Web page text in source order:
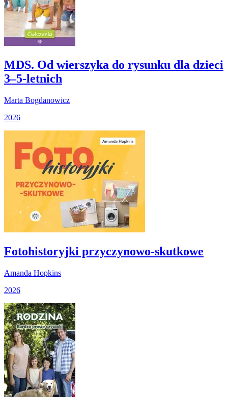
MDS. Od wierszyka do rysunku dla dzieci
3–5-letnich
Marta Bogdanowicz
2026
Fotohistoryjki przyczynowo-skutkowe
Amanda Hopkins
2026